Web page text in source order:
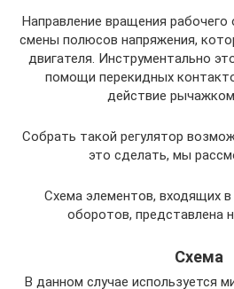
Направление вращения рабочего
смены полюсов напряжения,
двигателя. Инструментально
помощи перекидных
действие
Собрать такой регулятор
это сделать, мы
Схема элементов, входящих в
оборотов, представлена
Схема
В данном случае используется